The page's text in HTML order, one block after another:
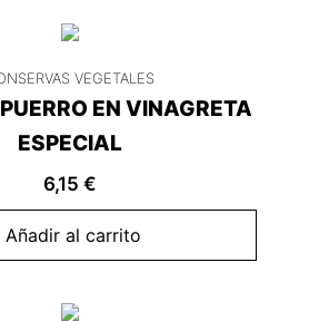
VEGETALES
EN VINAGRETA
ESPECIAL
6,15 €
Añadir al carrito